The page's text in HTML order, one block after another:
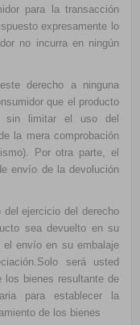
para la transacción
expresamente lo
no incurra en ningún
derecho a ninguna
que el producto
sin limitar el uso del
la mera comprobación
Por otra parte, el
envío de la devolución
ejercicio del derecho
sea devuelto en su
envío en su embalaje
será usted
los bienes resultante de
para establecer la
de los bienes